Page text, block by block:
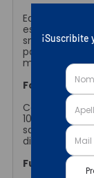
Equipado con
smartphone
partida,
multitarea.
Fotografía
Capturá tus
108MP, ideal
sacá selfies
diseñada para
Funciones
¡Suscribite